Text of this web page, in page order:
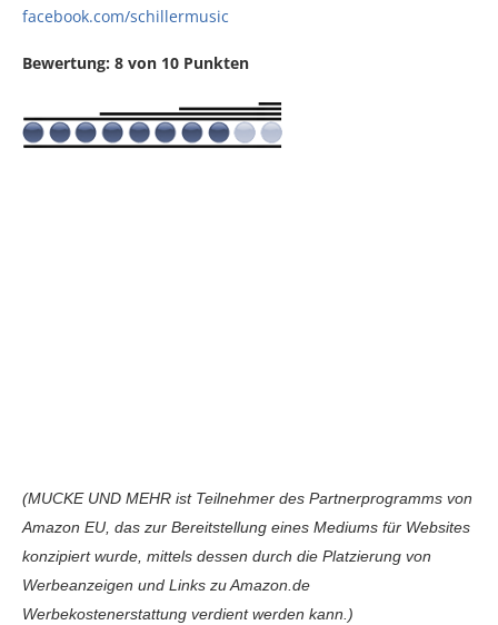
facebook.com/schillermusic
Bewertung: 8 von 10 Punkten
(MUCKE UND MEHR ist Teilnehmer des Partnerprogramms von
Amazon EU, das zur Bereitstellung eines Mediums für Websites
konzipiert wurde, mittels dessen durch die Platzierung von
Werbeanzeigen und Links zu Amazon.de
Werbekostenerstattung verdient werden kann.)